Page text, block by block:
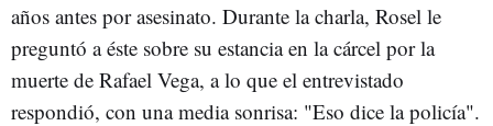
años antes por asesinato. Durante la charla, Rosel le
preguntó a éste sobre su estancia en la cárcel por la
muerte de Rafael Vega, a lo que el entrevistado
respondió, con una media sonrisa: "Eso dice la policía".